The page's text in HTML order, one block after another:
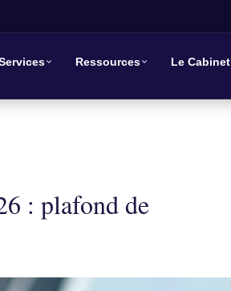
Ressources Le Cabinet
: plafond de